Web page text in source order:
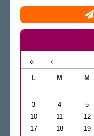
L M M
3
4 5
10
11 12
17
18 19